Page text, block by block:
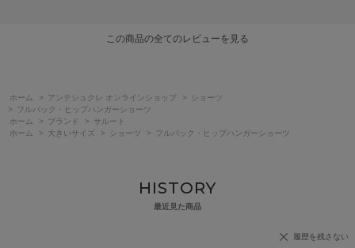
この商品の全てのレビューを見る
ホーム > アンテシュクレ オンラインショップ >
ショーツ
>
フルバック・ヒップハンガーショーツ
ホーム
> ブランド >
サルート
ホーム
> 大きいサイズ > ショーツ > フルバック・ヒップハンガーショーツ
HISTORY
最近見た商品
履歴を残さない